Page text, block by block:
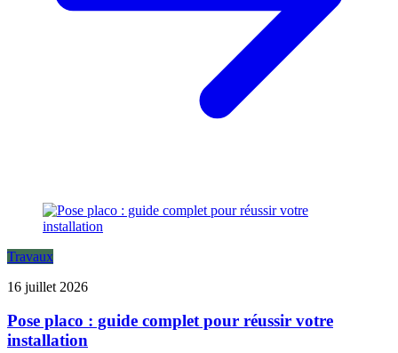
Travaux
16 juillet 2026
Pose placo : guide complet pour réussir votre
installation